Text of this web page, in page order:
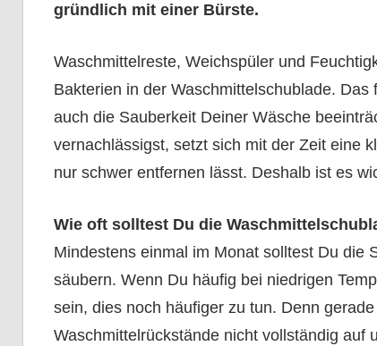
gründlich mit einer Bürste.
Waschmittelreste, Weichspüler und
Bakterien in der Waschmittelschublade.
auch die Sauberkeit Deiner Wäsche
vernachlässigst, setzt sich mit der Zeit eine
nur schwer entfernen lässt. Deshalb ist es
Wie oft solltest Du die
Mindestens einmal im Monat solltest Du die
säubern. Wenn Du häufig bei niedrigen
sein, dies noch häufiger zu tun. Denn
Waschmittelrückstände nicht vollständig auf